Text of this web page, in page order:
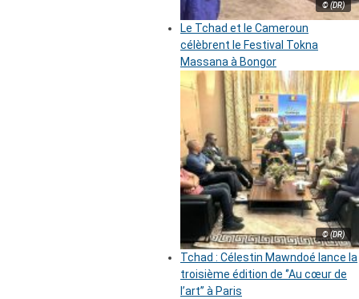
© (DR)
Le Tchad et le Cameroun
célèbrent le Festival Tokna
Massana à Bongor
© (DR)
Tchad : Célestin Mawndoé lance la
troisième édition de ‘’Au cœur de
l’art’’ à Paris